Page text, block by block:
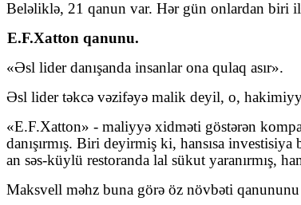
Beləliklə, 21 qanun var. Hər gün onlardan biri
E.F.Xatton qanunu.
«Əsl lider danışanda insanlar ona qulaq asır».
Əsl lider təkcə vəzifəyə malik deyil, o,
«E.F.Xatton» - maliyyə xidməti göstərən
danışırmış. Biri deyirmiş ki, hansısa
an səs-küylü restoranda lal sükut yaranırmış,
Maksvell məhz buna görə öz növbəti qanununu